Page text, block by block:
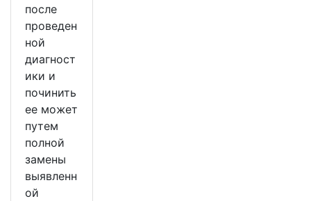
после
проведен
ной
диагност
ики и
починить
ее может
путем
полной
замены
выявленн
ой